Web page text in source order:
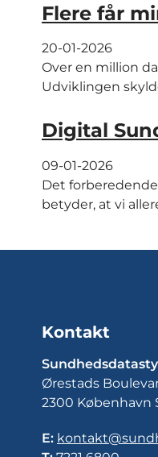
Flere får
20-01-2026
Over en million
Udviklingen
Digital
09-01-2026
Det
betyder, at vi
Kontakt
Ørestads
2300 København
E: